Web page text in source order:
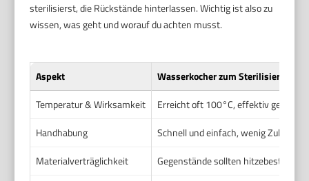
sterilisierst, die Rückstände hinterlassen. Wichtig ist also zu
wissen, was geht und worauf du achten musst.
Aspekt
Wasserkocher zum Sterilisieren
Temperatur & Wirksamkeit
Erreicht oft 100°C, effektiv gegen
Handhabung
Schnell und einfach, wenig Zubehör
Materialverträglichkeit
Gegenstände sollten hitzebeständig